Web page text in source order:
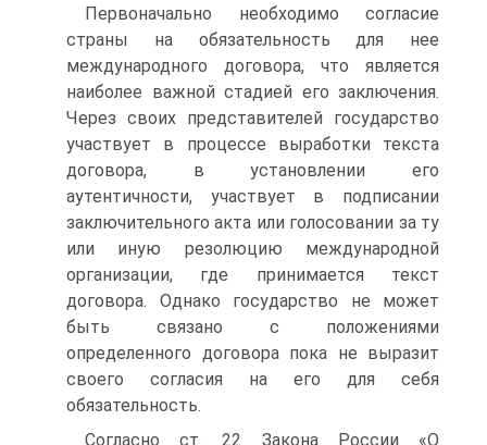
Первоначально необходимо согласие
страны на обязательность для нее
международного договора, что является
наиболее важной стадией его заключения.
Через своих представителей государство
участвует в процессе выработки текста
договора, в установлении его
аутентичности, участвует в подписании
заключительного акта или голосовании за ту
или иную резолюцию международной
организации, где принимается текст
договора. Однако государство не может
быть связано с положениями
определенного договора пока не выразит
своего согласия на его для себя
обязательность.
Согласно ст. 22 Закона России «О